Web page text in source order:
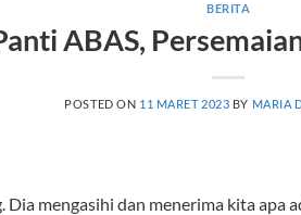
BERITA
ABAS,
POSTED ON 11 MARET 2023 BY MARIA
Dia mengasihi dan menerima kita apa